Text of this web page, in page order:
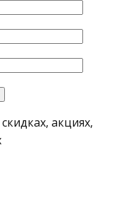
акциях,